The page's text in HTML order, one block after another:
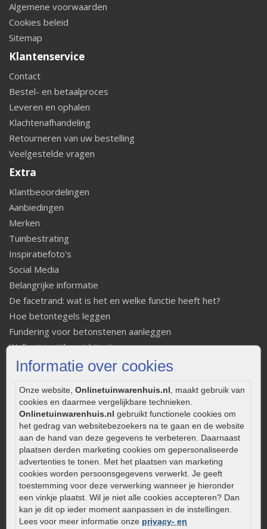
Informatie over cookies
Onze website, Onlinetuinwarenhuis.nl, maakt gebruik van
cookies en daarmee vergelijkbare technieken.
Onlinetuinwarenhuis.nl gebruikt functionele cookies om
het gedrag van websitebezoekers na te gaan en de website
aan de hand van deze gegevens te verbeteren. Daarnaast
plaatsen derden marketing cookies om gepersonaliseerde
advertenties te tonen. Met het plaatsen van marketing
cookies worden persoonsgegevens verwerkt. Je geeft
toestemming voor deze verwerking wanneer je hieronder
een vinkje plaatst. Wil je niet alle cookies accepteren? Dan
kan je dit op ieder moment aanpassen in de instellingen.
Lees voor meer informatie onze privacy- en
Algemene voorwaarden
Cookies beleid
Sitemap
Klantenservice
Contact
Bestel- en betaalproces
Leveren en ophalen
Klachtenafhandeling
Retourneren van uw bestelling
Veelgestelde vragen
Extra
Klantbeoordelingen
Aanbiedingen
Merken
Tuinbestrating
Inspiratiefoto's
Social Media
Belangrijke informatie
De facetrand: wat is het en welke functie heeft het?
Hoe betontegels leggen
Fundering voor betonstenen aanleggen
Welke tuinstijl past bij mij
Strakke tuin inrichten
Onderhoud van gebakken bestrating
Aanlegtips voor gebakken bestrating
Zelf een terras aanleggen
Kleine stadstuin inrichten
0320 – 219170
Kaapstanderweg 41
8243 RB Lelystad
info@onlinetuinwarenhuis.nl
Routebeschrijving